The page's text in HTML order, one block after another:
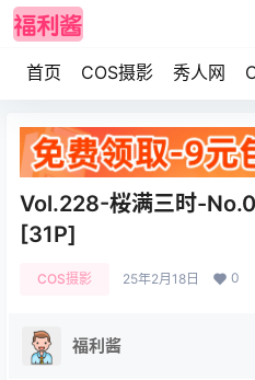
首页 COS摄影 秀人网
Vol.228-桜满三时-
[31P]
COS摄影 25年2月18日 0
福利酱